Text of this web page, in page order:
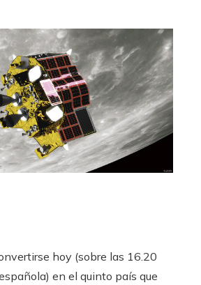
hoy (sobre las 16.20
en el quinto país que